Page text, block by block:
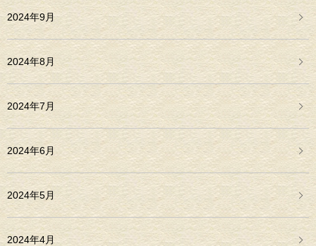
2024年9月
2024年8月
2024年7月
2024年6月
2024年5月
2024年4月